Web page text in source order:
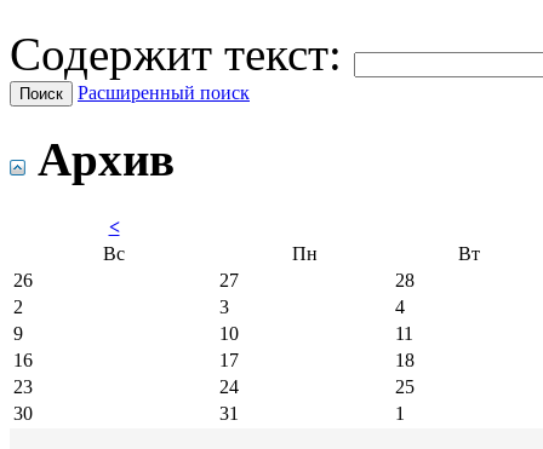
Содержит текст:
Расширенный поиск
Архив
<
Вс
Пн
Вт
26
27
28
2
3
4
9
10
11
16
17
18
23
24
25
30
31 1